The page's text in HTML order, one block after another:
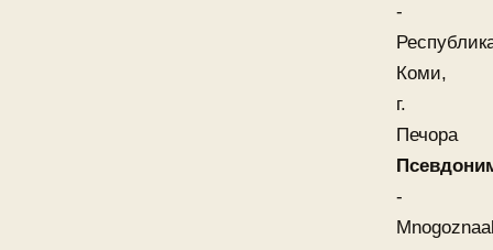
-
Коми,
г.
Печора
-